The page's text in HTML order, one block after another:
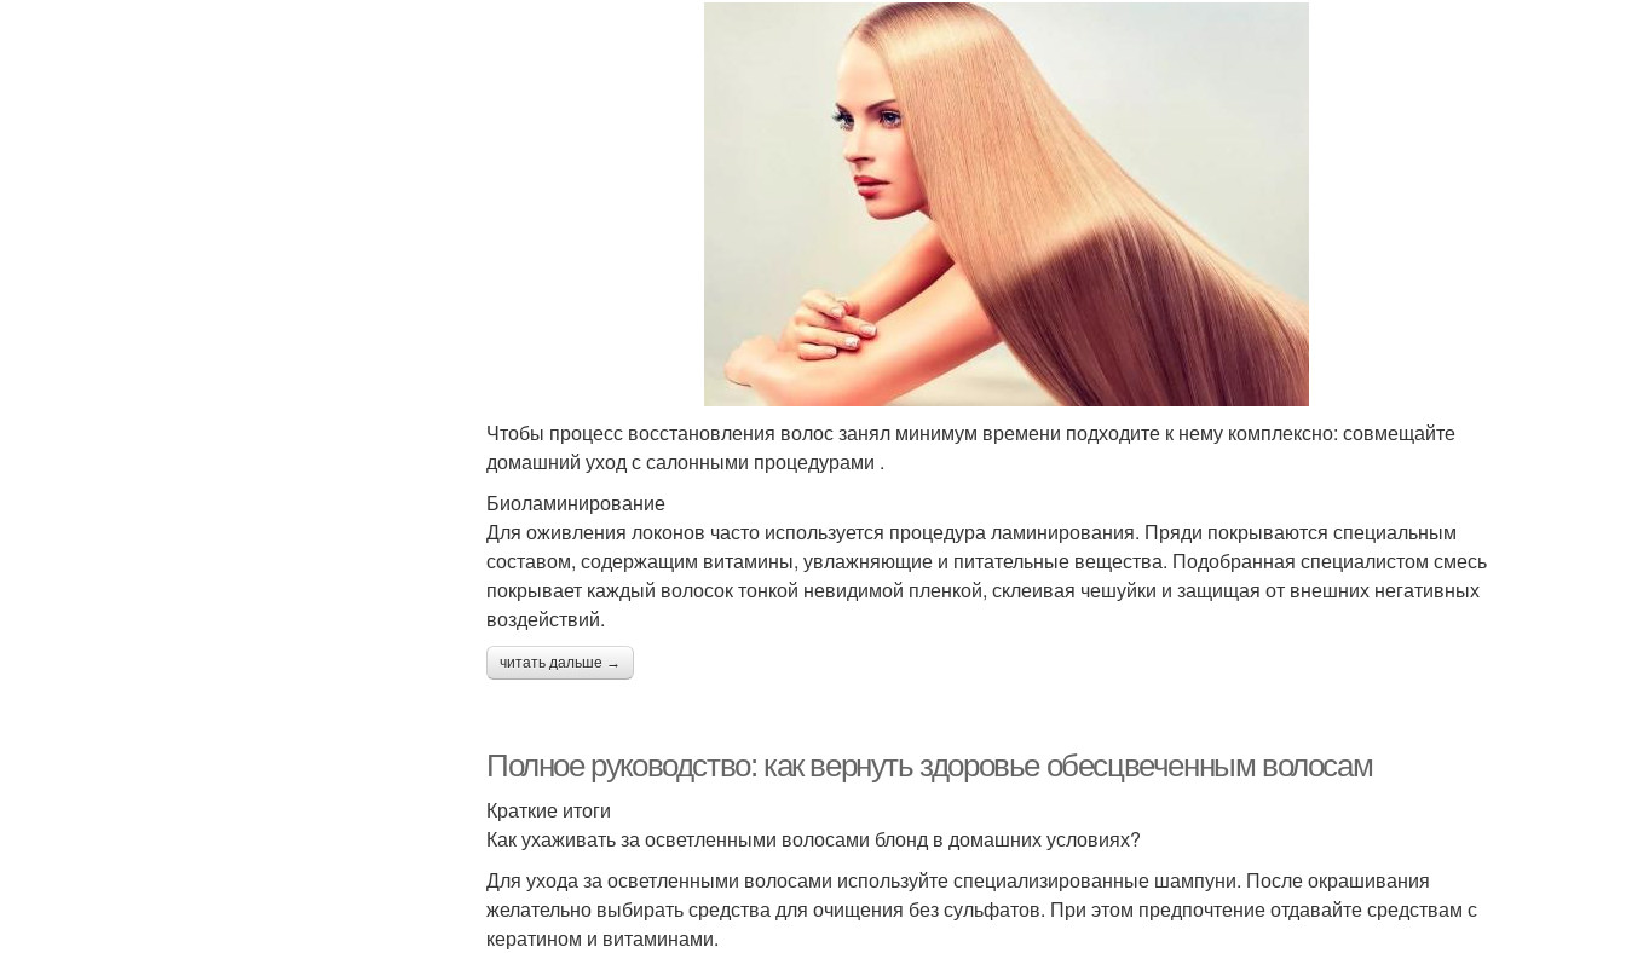
Чтобы процесс восстановления волос занял минимум времени подходите к нему комплексно: совмещайте
домашний уход с салонными процедурами .
Биоламинирование
Для оживления локонов часто используется процедура ламинирования. Пряди покрываются специальным
составом, содержащим витамины, увлажняющие и питательные вещества. Подобранная специалистом смесь
покрывает каждый волосок тонкой невидимой пленкой, склеивая чешуйки и защищая от внешних негативных
воздействий.
читать дальше →
Полное руководство: как вернуть здоровье обесцвеченным волосам
Краткие итоги
Как ухаживать за осветленными волосами блонд в домашних условиях?
Для ухода за осветленными волосами используйте специализированные шампуни. После окрашивания
желательно выбирать средства для очищения без сульфатов. При этом предпочтение отдавайте средствам с
кератином и витаминами.